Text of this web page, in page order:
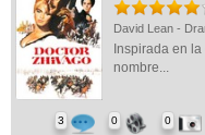
David Lean -
Inspirada en
nombre...
3 0 0